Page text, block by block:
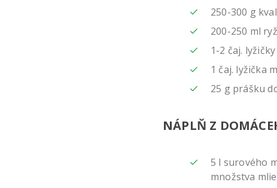
250-300 g
200-250 ml
1-2 čaj.
1 čaj. lyžička
25 g prášku
NÁPLŇ Z
5 l surového
množstva